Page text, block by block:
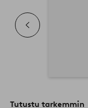
Tutustu tarkemmin